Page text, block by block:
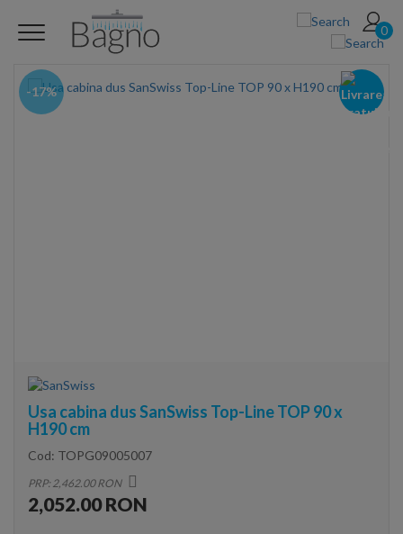
0
-17%
Usa cabina dus SanSwiss Top-Line TOP 90 x
H190 cm
Cod: TOPG09005007
PRP: 2,462.00 RON
2,052.00 RON